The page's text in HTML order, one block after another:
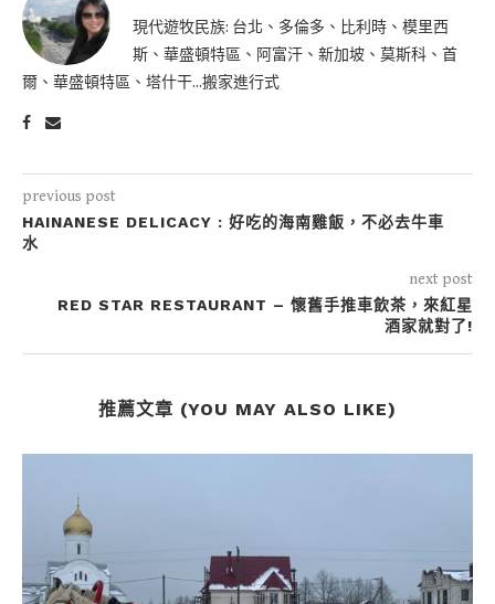
現代遊牧民族: 台北、多倫多、比利時、模里西
斯、華盛頓特區、阿富汗、新加坡、莫斯科、首
爾、華盛頓特區、塔什干...搬家進行式
previous post
HAINANESE DELICACY : 好吃的海南雞飯，不必去牛車
水
next post
RED STAR RESTAURANT – 懷舊手推車飲茶，來紅星
酒家就對了!
推薦文章 (YOU MAY ALSO LIKE)